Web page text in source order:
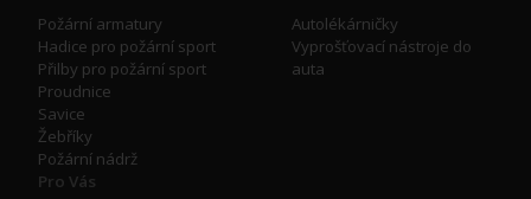
Požární armatury
Hadice pro požární sport
Přilby pro požární sport
Proudnice
Savice
Žebříky
Požární nádrž
Autolékárničky
Vyprošťovací nástroje do
auta
Pro Vás